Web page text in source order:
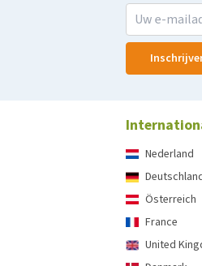
Nederland
Österreich
France
United